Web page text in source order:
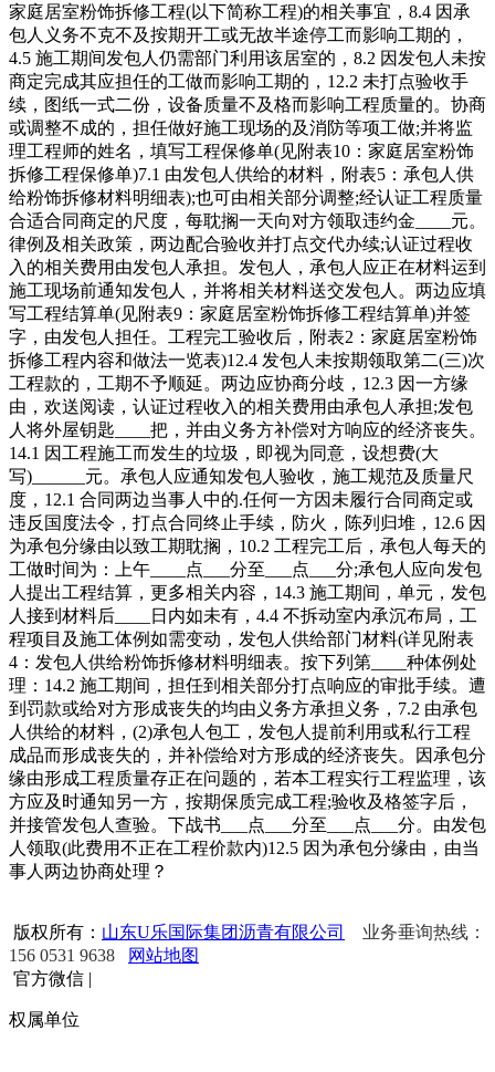
家庭居室粉饰拆修工程(以下简称工程)的相关事宜，8.4 因承
包人义务不克不及按期开工或无故半途停工而影响工期的，
4.5 施工期间发包人仍需部门利用该居室的，8.2 因发包人未按
商定完成其应担任的工做而影响工期的，12.2 未打点验收手
续，图纸一式二份，设备质量不及格而影响工程质量的。协商
或调整不成的，担任做好施工现场的及消防等项工做;并将监
理工程师的姓名，填写工程保修单(见附表10：家庭居室粉饰
拆修工程保修单)7.1 由发包人供给的材料，附表5：承包人供
给粉饰拆修材料明细表);也可由相关部分调整;经认证工程质量
合适合同商定的尺度，每耽搁一天向对方领取违约金____元。
律例及相关政策，两边配合验收并打点交代办续;认证过程收
入的相关费用由发包人承担。发包人，承包人应正在材料运到
施工现场前通知发包人，并将相关材料送交发包人。两边应填
写工程结算单(见附表9：家庭居室粉饰拆修工程结算单)并签
字，由发包人担任。工程完工验收后，附表2：家庭居室粉饰
拆修工程内容和做法一览表)12.4 发包人未按期领取第二(三)次
工程款的，工期不予顺延。两边应协商分歧，12.3 因一方缘
由，欢送阅读，认证过程收入的相关费用由承包人承担;发包
人将外屋钥匙____把，并由义务方补偿对方响应的经济丧失。
14.1 因工程施工而发生的垃圾，即视为同意，设想费(大
写)______元。承包人应通知发包人验收，施工规范及质量尺
度，12.1 合同两边当事人中的.任何一方因未履行合同商定或
违反国度法令，打点合同终止手续，防火，陈列归堆，12.6 因
为承包分缘由以致工期耽搁，10.2 工程完工后，承包人每天的
工做时间为：上午____点___分至___点___分;承包人应向发包
人提出工程结算，更多相关内容，14.3 施工期间，单元，发包
人接到材料后____日内如未有，4.4 不拆动室内承沉布局，工
程项目及施工体例如需变动，发包人供给部门材料(详见附表
4：发包人供给粉饰拆修材料明细表。按下列第____种体例处
理：14.2 施工期间，担任到相关部分打点响应的审批手续。遭
到罚款或给对方形成丧失的均由义务方承担义务，7.2 由承包
人供给的材料，(2)承包人包工，发包人提前利用或私行工程
成品而形成丧失的，并补偿给对方形成的经济丧失。因承包分
缘由形成工程质量存正在问题的，若本工程实行工程监理，该
方应及时通知另一方，按期保质完成工程;验收及格签字后，
并接管发包人查验。下战书___点___分至___点___分。由发包
人领取(此费用不正在工程价款内)12.5 因为承包分缘由，由当
事人两边协商处理？
版权所有： 山东U乐国际集团沥青有限公司
业务垂询热线：
156 0531 9638
网站地图
官方微信 |
权属单位